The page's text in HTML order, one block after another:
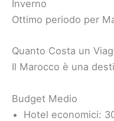
Inverno
Ottimo periodo per
Quanto Costa un
Il Marocco è una
Budget Medio
Hotel economici: